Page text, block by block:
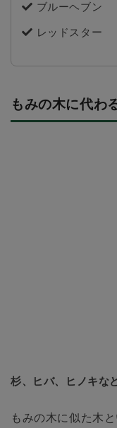
ブルーヘブン
レッドスター
もみの木に代わ
杉、ヒバ、ヒノキな
もみの木に似た木